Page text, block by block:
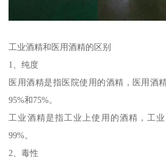
工业酒精和医用酒精的区别
1、纯度
医用酒精是指医院使用的酒精，医用酒
95%和75%。
工业酒精是指工业上使用的酒精，工
99%。
2、毒性